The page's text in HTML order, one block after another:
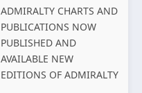
ADMIRALTY CHARTS AND
PUBLICATIONS NOW
PUBLISHED AND
AVAILABLE NEW
EDITIONS OF ADMIRALTY